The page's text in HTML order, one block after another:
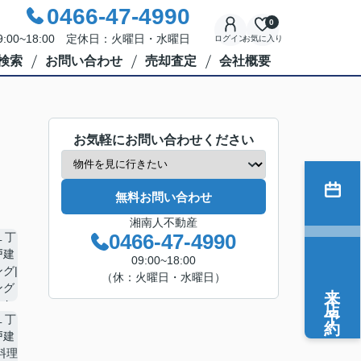
0466-47-4990
定休日：火曜日・水曜日 ログインお気に入り
0
索 お問い合わせ 売却査定 会社概要
お気軽にお問い合わせください
無料お問い合わせ
湘南人不動産
0466-47-4990
09:00~18:00
（休：火曜日・水曜日）
来店予約